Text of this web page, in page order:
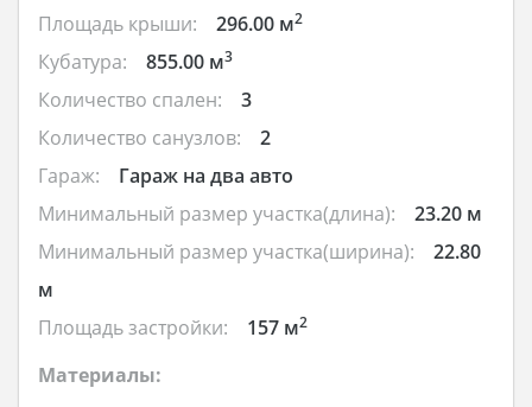
Площадь крыши:
296.00 м2
Кубатура: 855.00 м3
Количество спален:
3
Количество санузлов:
2
Гараж:
Гараж на два авто
Минимальный размер участка(длина):
23.20 м
Минимальный размер участка(ширина):
22.80
м
Площадь застройки:
157 м2
Материалы: